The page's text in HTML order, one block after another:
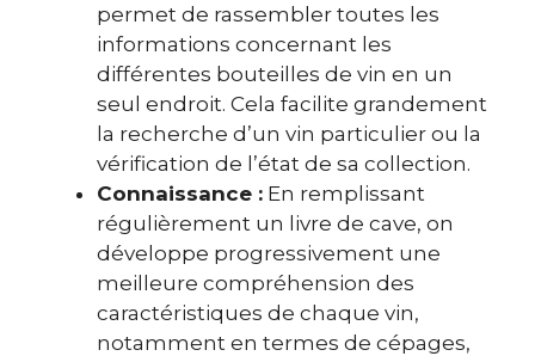
permet de rassembler toutes les
informations concernant les
différentes bouteilles de vin en un
seul endroit. Cela facilite grandement
la recherche d’un vin particulier ou la
vérification de l’état de sa collection.
Connaissance : En remplissant
régulièrement un livre de cave, on
développe progressivement une
meilleure compréhension des
caractéristiques de chaque vin,
notamment en termes de cépages,